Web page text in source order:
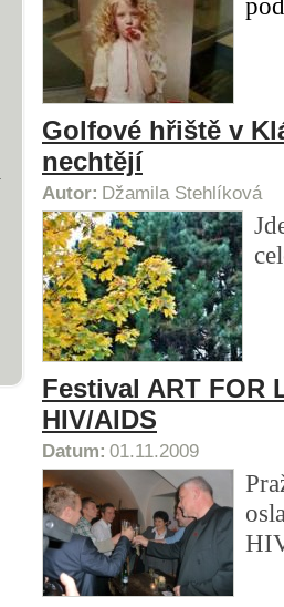
Golfové hřiště v
nechtějí
Autor: Džamila Stehlíková
Festival ART FOR
HIV/AIDS
Datum: 01.11.2009